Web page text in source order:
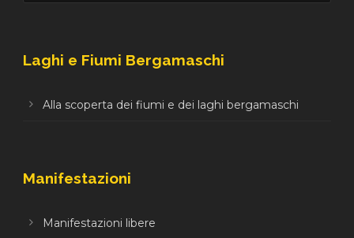
Laghi e Fiumi Bergamaschi
Alla scoperta dei fiumi e dei laghi bergamaschi
Manifestazioni
Manifestazioni libere